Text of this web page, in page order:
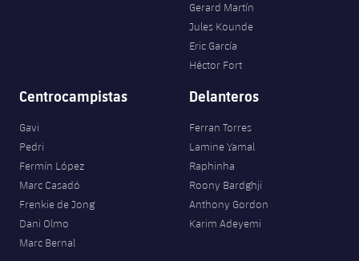
Gerard Martín
Jules Kounde
Eric García
Héctor Fort
Centrocampistas
Gavi
Pedri
Fermín López
Marc Casadó
Frenkie de Jong
Dani Olmo
Marc Bernal
Delanteros
Ferran Torres
Lamine Yamal
Raphinha
Roony Bardghji
Anthony Gordon
Karim Adeyemi